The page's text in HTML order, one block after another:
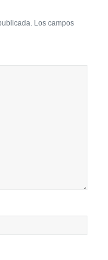
Los campos